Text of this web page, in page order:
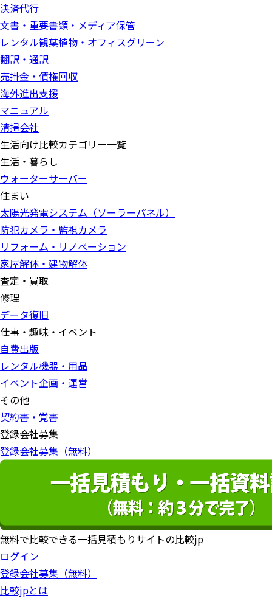
決済代行
文書・重要書類・メディア保管
レンタル観葉植物・オフィスグリーン
翻訳・通訳
売掛金・債権回収
海外進出支援
マニュアル
清掃会社
生活向け比較カテゴリー一覧
生活・暮らし
ウォーターサーバー
住まい
太陽光発電システム（ソーラーパネル）
防犯カメラ・監視カメラ
リフォーム・リノベーション
家屋解体・建物解体
査定・買取
修理
データ復旧
仕事・趣味・イベント
自費出版
レンタル機器・用品
イベント企画・運営
その他
契約書・覚書
登録会社募集
登録会社募集（無料）
無料で比較できる一括見積もりサイトの比較jp
ログイン
登録会社募集（無料）
比較jpとは